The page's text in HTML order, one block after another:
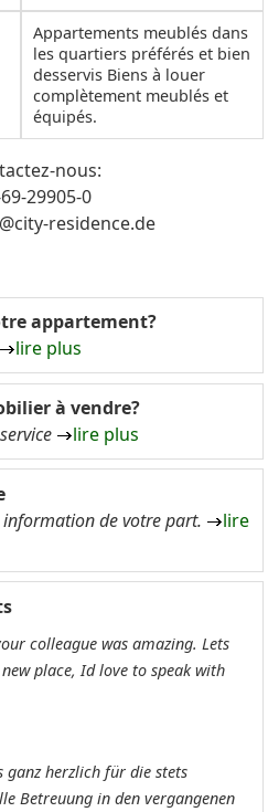
Appartements meublés dans
les quartiers préférés et bien
desservis Biens à louer
complètement meublés et
équipés.
nous:
29905-0
residence.de
appartement?
lire plus
à vendre?
lire plus
information de votre part.
lire
colleague was amazing. Lets
place, Id love to speak with
ganz herzlich für die stets
Betreuung in den vergangenen